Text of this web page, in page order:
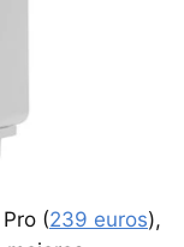
(239 euros),